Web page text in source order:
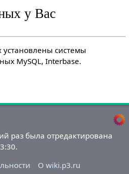
у Вас
системы
MySQL, Interbase.
раз была отредактирована
О wiki.p3.ru